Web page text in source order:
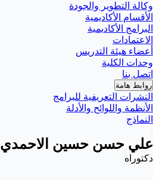
وكالة التطوير والجودة
الأقسام الأكاديمية
البرامج الأكاديمية
الاعتمادات
أعضاء هيئة التدريس
وحدات الكلية
اتصل بنا
روابط هامة
النشرات التعريفية للبرامج
الأنظمة واللوائح والأدلة
النماذج
علي حسن حسين الاحمدي
دكتوراه